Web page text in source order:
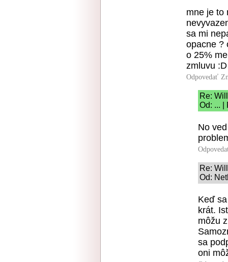
mne je to
sa mi
opacne ?
o 25%
zmluvu :D
Odpovedať
Re:
Od: ... |
No
Re:
Od:
Keď
krát.
môžu
sa
oni